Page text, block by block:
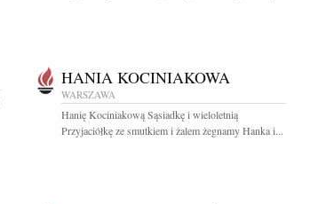
HANIA KOCINIAKOWA
WARSZAWA
Hanię Kociniakową Sąsiadkę i wieloletnią
Przyjaciółkę ze smutkiem i żalem żegnamy Hanka i...